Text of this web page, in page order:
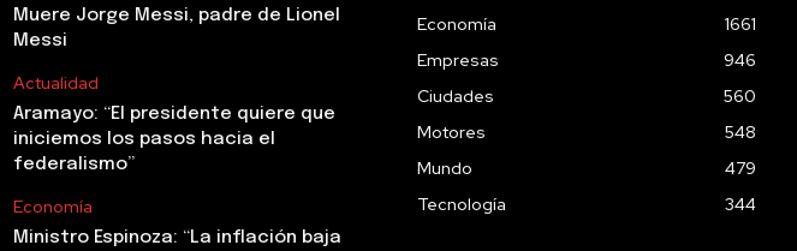
Muere Jorge Messi, padre de Lionel
Messi
Actualidad
Aramayo: “El presidente quiere que
iniciemos los pasos hacia el
federalismo”
Economía
Ministro Espinoza: “La inflación baja
Economía
1661
Empresas
946
Ciudades
560
Motores
548
Mundo
479
Tecnología
344